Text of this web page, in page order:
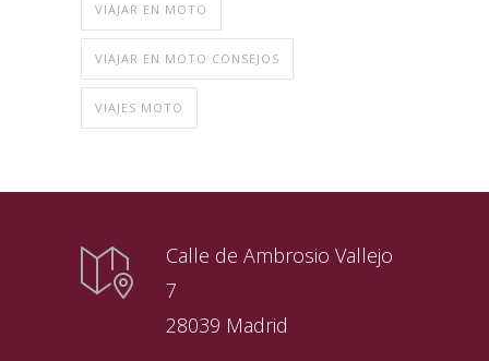
VIAJAR EN MOTO
VIAJAR EN MOTO CONSEJOS
VIAJES MOTO
Calle de Ambrosio Vallejo
7
28039 Madrid